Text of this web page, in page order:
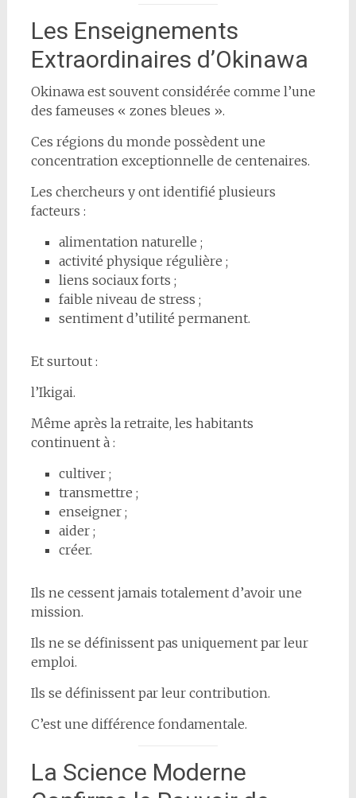
Les Enseignements
Extraordinaires d’Okinawa
Okinawa est souvent considérée comme l’une
des fameuses « zones bleues ».
Ces régions du monde possèdent une
concentration exceptionnelle de centenaires.
Les chercheurs y ont identifié plusieurs
facteurs :
alimentation naturelle ;
activité physique régulière ;
liens sociaux forts ;
faible niveau de stress ;
sentiment d’utilité permanent.
Et surtout :
l’Ikigai.
Même après la retraite, les habitants
continuent à :
cultiver ;
transmettre ;
enseigner ;
aider ;
créer.
Ils ne cessent jamais totalement d’avoir une
mission.
Ils ne se définissent pas uniquement par leur
emploi.
Ils se définissent par leur contribution.
C’est une différence fondamentale.
La Science Moderne